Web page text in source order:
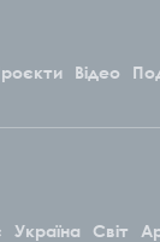
Відео
Україна Світ